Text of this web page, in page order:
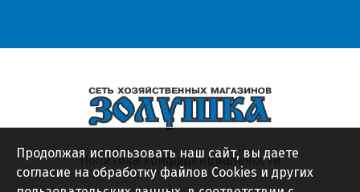
Политика конфиденциальности
Продолжая использовать наш сайт, вы даете
согласие на обработку файлов Cookies и других